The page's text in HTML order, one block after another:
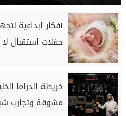
أفكار إبداعية
حفلات استقبال
خريطة الدراما
مشوقة وتجارب